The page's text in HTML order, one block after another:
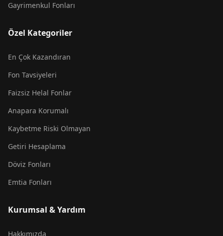
Gayrimenkul Fonları
Özel Kategoriler
En Çok Kazandıran
Fon Tavsiyeleri
Faizsiz Helal Fonlar
Anapara Korumalı
Kaybetme Riski Olmayan
Getiri Hesaplama
Döviz Fonları
Emtia Fonları
Kurumsal & Yardım
Hakkımızda